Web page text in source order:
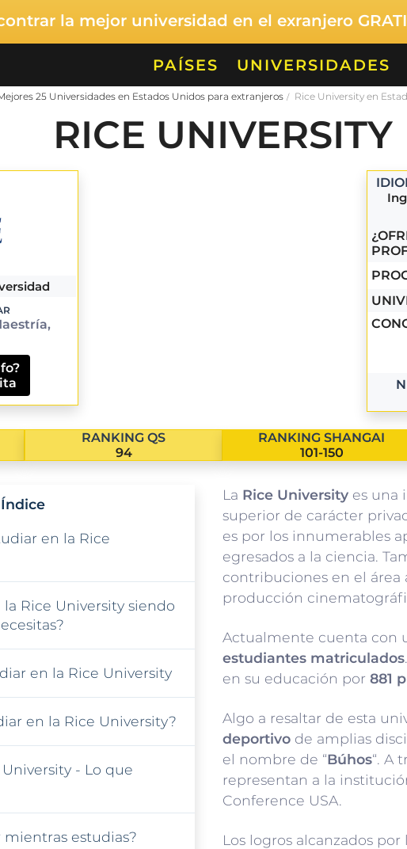
la mejor universidad en el exranjero
PAÍSES UNIVERSIDADES
25 Universidades en Estados Unidos para extranjeros Rice University en
RICE UNIVERSITY
RANKING QS
94
RANKING SHANGAI
101-150
Índice
en la Rice
Rice University siendo
en la Rice University
en la Rice University?
- Lo que
estudias?
La Rice University es una
superior de carácter
es por los innumerables
egresados a la ciencia.
contribuciones en el área
producción
Actualmente cuenta con
estudiantes matriculados
en su educación por 881
Algo a resaltar de esta
deportivo de amplias
el nombre de “Búhos“. A
representan a la
Conference USA.
Los logros alcanzados